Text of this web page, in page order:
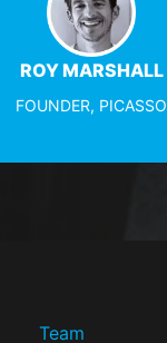
ROY MARSHALL
FOUNDER, PICASSO
Team